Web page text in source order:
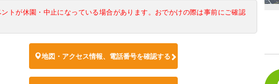
トが休園・中止になっている場合があります。おでかけの際は事前にご確認
地図・アクセス情報、電話番号を確認する